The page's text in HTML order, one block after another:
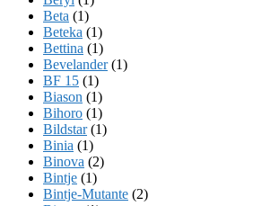
Beta (1)
Beteka (1)
Bettina (1)
Bevelander(1)
BF 15 (1)
Biason (1)
Bihoro (1)
Bildstar(1)
Binia (1)
Binova (2)
Bintje (1)
Bintje-Mutante (2)